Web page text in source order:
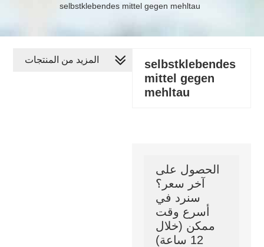
selbstklebendes mittel gegen mehltau
selbstklebendes
mittel gegen
mehltau
الحصول على
آخر سعر؟
سنرد في
أسرع وقت
ممكن (خلال
12 ساعة)
المزيد من المنتجات